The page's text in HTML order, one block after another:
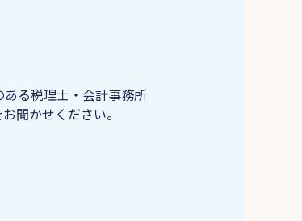
る税理士・会計事務所
聞かせください。